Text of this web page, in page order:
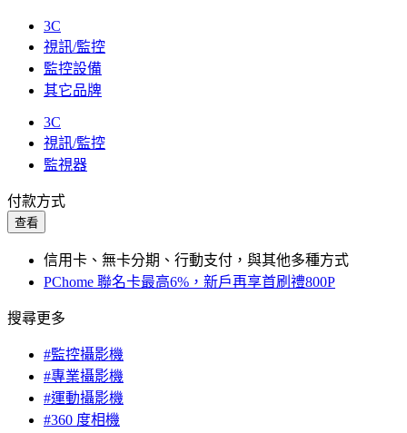
3C
視訊/監控
監控設備
其它品牌
3C
視訊/監控
監視器
付款方式
查看
信用卡、無卡分期、行動支付，與其他多種方式
PChome 聯名卡最高6%，新戶再享首刷禮800P
搜尋更多
#監控攝影機
#專業攝影機
#運動攝影機
#360 度相機